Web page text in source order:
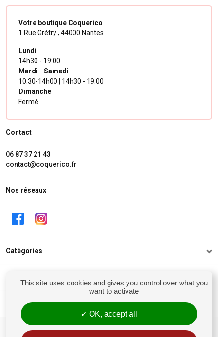
Votre boutique Coquerico
1 Rue Grétry , 44000 Nantes
Lundi
14h30 - 19:00
Mardi - Samedi
10:30-14h00 | 14h30 - 19:00
Dimanche
Fermé
Contact
06 87 37 21 43
contact@coquerico.fr
Nos réseaux
Catégories
Mon compte
siret : 81238106900028
This site uses cookies and gives you control over what you
want to activate
OK, accept all